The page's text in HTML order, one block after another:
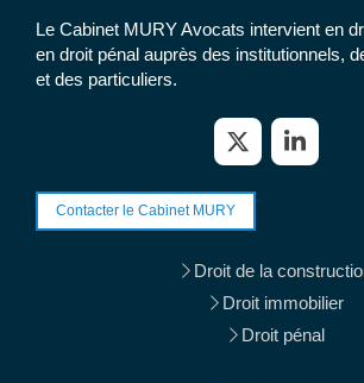
Le Cabinet MURY Avocats intervient en
en droit pénal auprès des institutionnels,
et des particuliers.
Contacter le Cabinet MURY
Droit de la
Droit immobilier
Droit pénal